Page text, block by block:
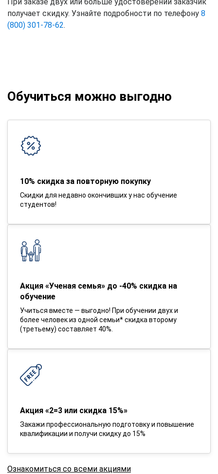
получает скидку. Узнайте подробности по телефону 8
(800) 301-78-62.
Обучиться можно выгодно
10% скидка за повторную покупку
Скидки для недавно окончивших у нас обучение
студентов!
Акция «Ученая семья» до -40% скидка на
обучение
Учиться вместе — выгодно! При обучении двух и
более человек из одной семьи* скидка второму
(третьему) составляет 40%.
Акция «2=3 или скидка 15%»
Закажи профессиональную подготовку и повышение
квалификации и получи скидку до 15%
Ознакомиться со всеми акциями